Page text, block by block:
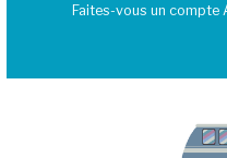
Faites-vous un compte